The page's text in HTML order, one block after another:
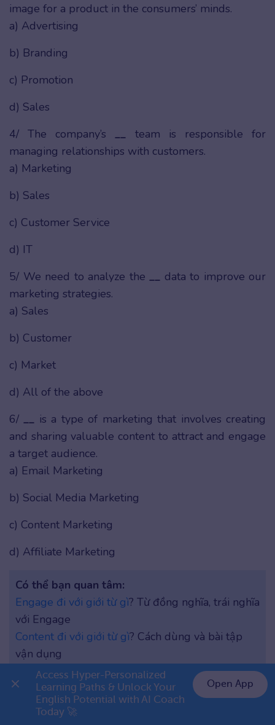
image for a product in the consumers’ minds.
a) Advertising
b) Branding
c) Promotion
d) Sales
4/ The company’s __ team is responsible for
managing relationships with customers.
a) Marketing
b) Sales
c) Customer Service
d) IT
5/ We need to analyze the __ data to improve our
marketing strategies.
a) Sales
b) Customer
c) Market
d) All of the above
6/ __ is a type of marketing that involves creating
and sharing valuable content to attract and engage
a target audience.
a) Email Marketing
b) Social Media Marketing
c) Content Marketing
d) Affiliate Marketing
Có thể bạn quan tâm:
Engage đi với giới từ gì? Từ đồng nghĩa, trái nghĩa
với Engage
Content đi với giới từ gì? Cách dùng và bài tập
vận dụng
7/ __ is a metric used to measure the effectiveness
of a marketing campaign.
👉 Premium 1 năm chỉ 799K
Access Hyper-Personalized
Learning Paths & Unlock Your
English Potential with AI Coach
Today 🚀
Open App